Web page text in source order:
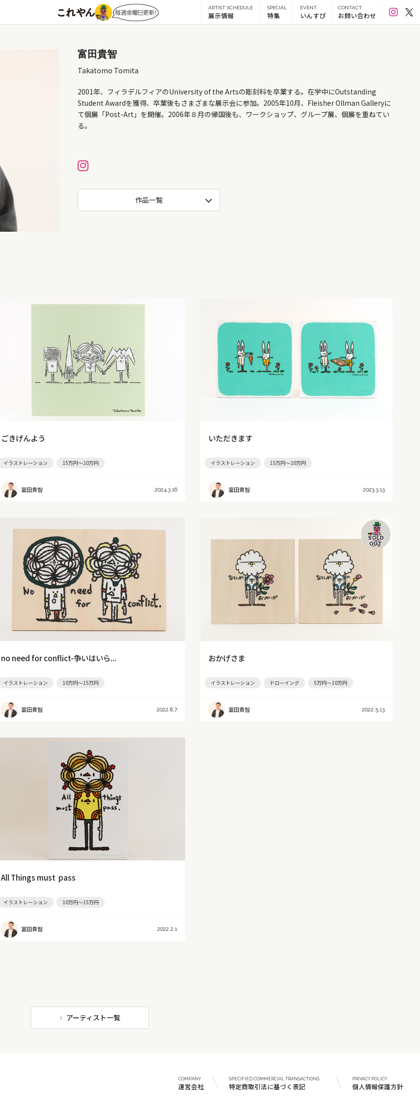
ARTIST SCHEDULE
展示情報
SPECIAL
特集
EVENT
いんすぴ
CONTACT
お問い合わせ
富田貴智
Takatomo Tomita
2001年、フィラデルフィアのUniversity of the Artsの彫刻科を卒業する。在学中にOutstanding
Student Awardを獲得、卒業後もさまざまな展示会に参加。2005年10月、Fleisher Ollman Galleryに
て個展「Post-Art」を開催。2006年８月の帰国後も、ワークショップ、グループ展、個展を重ねてい
る。
作品一覧
ごきげんよう
イラストレーション 15万円～20万円
富田貴智 2024.3.16
いただきます
イラストレーション 15万円～20万円
富田貴智 2023.3.13
no need for conflict-争いはいら...
イラストレーション 10万円～15万円
富田貴智 2022.8.7
SOLD
OUT
おかげさま
イラストレーション ドローイング 5万円～10万円
富田貴智 2022.5.13
All Things must pass
イラストレーション 10万円～15万円
富田貴智 2022.2.1
アーティスト一覧
COMPANY
運営会社
SPECIFIED COMMERCIAL TRANSACTIONS
特定商取引法に基づく表記
PRIVACY POLICY
個人情報保護方針